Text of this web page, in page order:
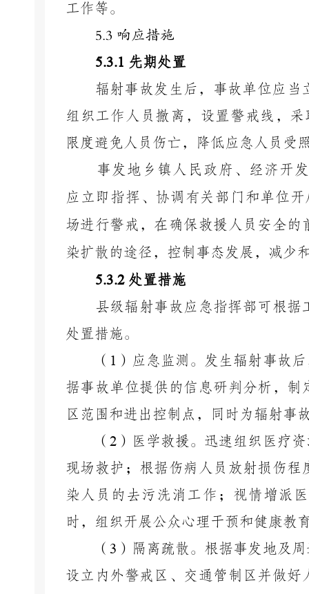
工作等。
5.3 响应措施
5.3.1 先期处置
辐射事故发生后，事故单位应
组织工作人员撤离，设置警戒线 ，
限度避免人员伤亡，降低应急人员受
事发地乡镇人民政府、经济开
应立即指挥、协调有关部门和单位
场进行警戒，在确保救援人员安全
染扩散的途径，控制事态发展，减少
5.3.2 处置措施
县级辐射事故应急指挥部可根
处置措施。
（ 1 ）应急监测。发生辐射事故
据事故单位提供的信息研判分析，
区范围和进出控制点，同时为辐射事
（ 2 ）医学救援。迅速组织医疗
现场救护；根据伤病人员放射损伤
染人员的去污洗消工作；视情增派
时，组织开展公众心理干预和健康教
（ 3 ）隔离疏散。根据事发地及
设立内外警戒区、交通管制区并做